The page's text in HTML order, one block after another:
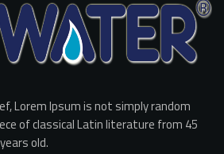
Lorem Ipsum is not simply random
of classical Latin literature from 45
old.